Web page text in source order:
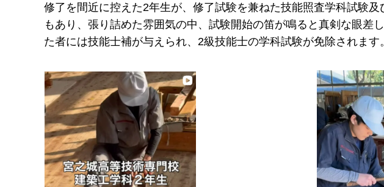
修了を間近に控えた2年生が、修了試験を兼ねた技能照査学科試験
もあり、張り詰めた雰囲気の中、試験開始の笛が鳴ると真剣な眼差
た者には技能士補が与えられ、2級技能士の学科試験が免除されます。